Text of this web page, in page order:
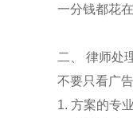
一分钱都花在
二、 律师处
不要只看广
1. 方案的专